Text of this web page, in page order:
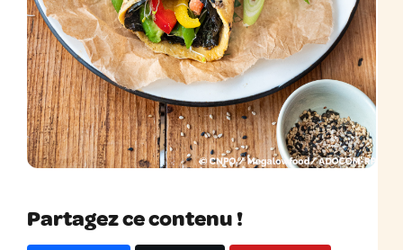
Partagez ce contenu !